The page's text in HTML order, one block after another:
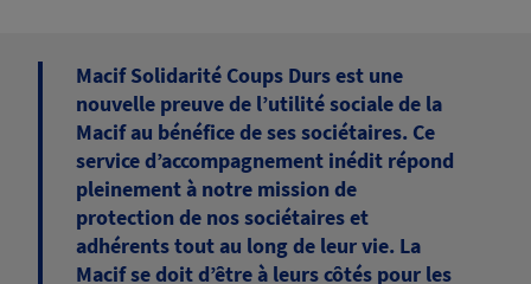
Macif Solidarité Coups Durs est une
nouvelle preuve de l’utilité sociale de la
Macif au bénéfice de ses sociétaires. Ce
service d’accompagnement inédit répond
pleinement à notre mission de
protection de nos sociétaires et
adhérents tout au long de leur vie. La
Macif se doit d’être à leurs côtés pour les